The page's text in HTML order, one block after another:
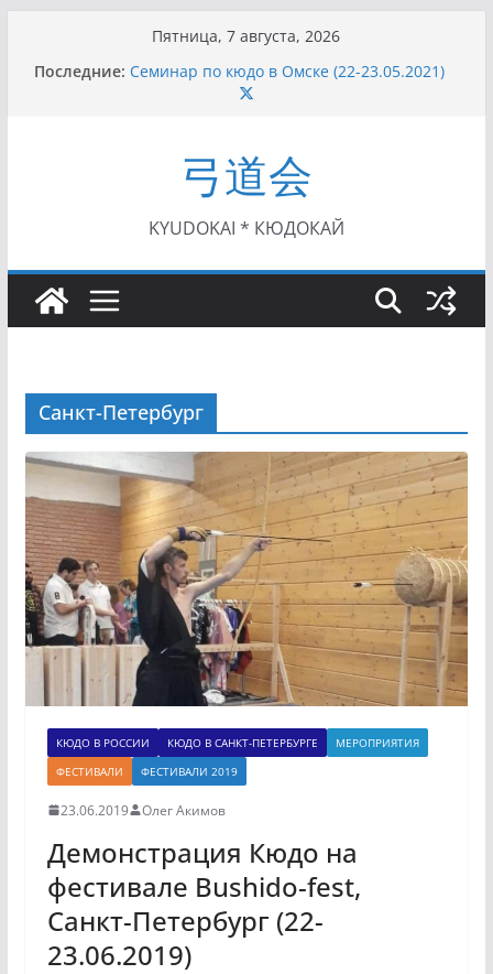
содержимому
Пятница, 7 августа, 2026
Последние: Семинар по кюдо в Омске (22-23.05.2021)
Чемпионат Росcии, Дёмино (2-5.09.2021)
II Кубок Посла Японии в России по Кюдо,
Орёл (25.07.2021)
I этап Кубка Московской области по Кюдо /
Сейдокан II (27.06.2021)
弓道会
KYUDOKAI * КЮДОКАЙ
Санкт-Петербург
КЮДО В РОССИИ КЮДО В САНКТ-ПЕТЕРБУРГЕ
МЕРОПРИЯТИЯ
ФЕСТИВАЛИ
ФЕСТИВАЛИ 2019
23.06.2019 Олег Акимов
Демонстрация Кюдо на
фестивале Bushido-fest,
Санкт-Петербург (22-
23.06.2019)